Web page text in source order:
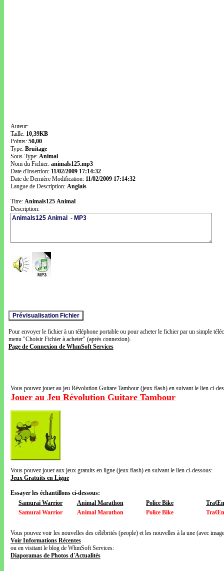
Auteur:
Taille: 10,39KB
Points: 50,00
Type: Bruitage
Sous-Type: Animal
Nom du Fichier: animals125.mp3
Date d'Insertion: 11/02/2009 17:14:32
Date de Dernière Modification: 11/02/2009 17:14:32
Langue de Description: Anglais
Titre: Animals125 Animal
Description:
Pour envoyer le fichier à un téléphone portable ou pour acheter le fichier par un simple
menu "Choisir Fichier à acheter" (après connexion).
Page de Connexion de WhmSoft Services
Vous pouvez jouer au jeu Révolution Guitare Tambour (jeux flash) en suivant le lien ci-
Jouer au Jeu Révolution Guitare Tambour
Vous pouvez jouer aux jeux gratuits en ligne (jeux flash) en suivant le lien ci-dessous:
Jeux Gratuits en Ligne
Essayer les échantillons ci-dessous:
Samurai Warrior
Animal Marathon Police Bike
Samurai Warrior
Animal Marathon Police Bike
Vous pouvez voir les nouvelles des célébrités (people) et les nouvelles à la une (avec
Voir Informations Récentes
ou en visitant le blog de WhmSoft Services:
Diaporamas de Photos d'Actualités